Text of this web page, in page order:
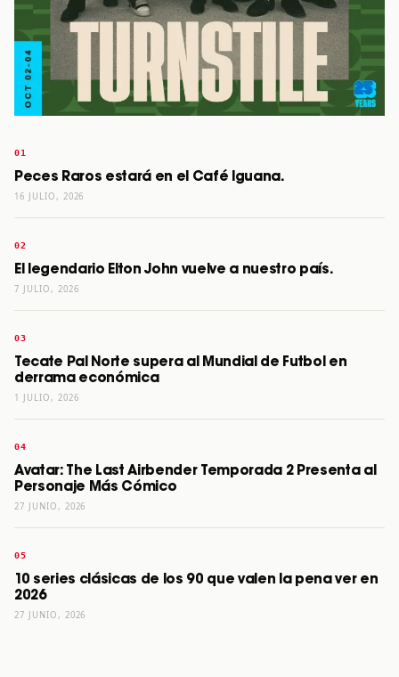
Peces Raros estará en el Café Iguana.
16 JULIO, 2026
El legendario Elton John vuelve a nuestro país.
7 JULIO, 2026
Tecate Pal Norte supera al Mundial de Futbol en
derrama económica
1 JULIO, 2026
Avatar: The Last Airbender Temporada 2 Presenta al
Personaje Más Cómico
27 JUNIO, 2026
10 series clásicas de los 90 que valen la pena ver en
2026
27 JUNIO, 2026